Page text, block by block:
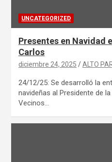
UNCATEGORIZED
Presentes en Navidad
Carlos
diciembre 24, 2025 ALTO
24/12/25: Se desarrolló la
navideñas al Presidente de
Vecinos…